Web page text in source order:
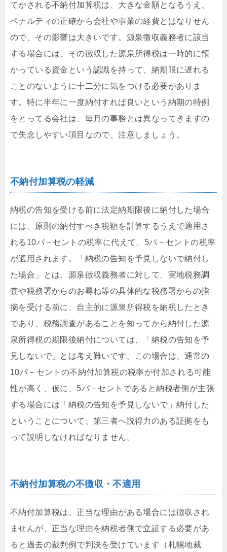
てかされる不納付加算税は、大きな金額となるうえ、
ペナルティの正確から会社や事業の経費とはなりせん
ので、その影響は大きいです。源泉徴収義務者に該当
する場合には、その徴収した源泉所得税は一時的に預
かっている資金という認識を持って、納期限に遅れる
ことのないように十二分に気をつける必要がありま
す。特に半年に一度納付すれば良いという納期の特例
をとってる会社は、毎月の事務とは異なってきますの
で失念しやすい項目なので、注意しましょう。
不納付加算税の軽減
納税の告知を受ける前に法定納期限後に納付した場合
には、原則の納付すべき税額を計算するうえで適用さ
れる10パ－セントの税率に代えて、5パ－セントの税率
が適用されます。「納税の告知を予見しないで納付し
た場合」とは、源泉徴収義務者に対して、実地税務調
査や税務署からのお尋ね等の具体的な税務署からの指
摘を受ける前に、自主的に源泉所得税を納税したとき
であり、税務調査があることを知ってから納付した源
泉所得税の期限後納付については、「納税の告知を予
見しないで」とは考え難いです。この場合は、通常の
10パ－セントの不納付加算税の税率が付加される可能
性が高く、仮に、5パ－セントであると納税者側が主張
する場合には「納税の告知を予見しないで」納付した
ということについて、第三者へ説得力のある証拠をも
って説明しなければなりません。
不納付加算税の不徴収・不適用
不納付加算税は、正当な理由がある場合には徴収され
ませんが、正当な理由を納税者側で立証する必要があ
ると過去の裁判例で判決を受けています（札幌地裁